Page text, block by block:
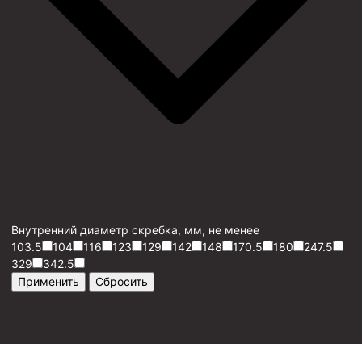
Внутренний диаметр скребка, мм, не менее
103.5
104 116 123 129 142 148 170.5 180
247.5
329
342.5
Применить
Сбросить